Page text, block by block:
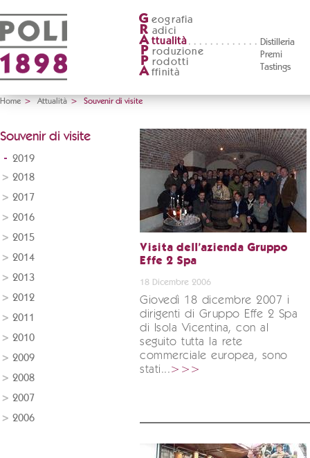
G eografia
R adici
A ttualità
Distilleria
Premi
Tastings
P roduzione
P rodotti
A ffinità
Home > Attualità > Souvenir di visite
Souvenir di visite
2019
2018
2017
2016
2015
2014
2013
2012
2011
2010
2009
2008
2007
2006
Visita dell'azienda Gruppo
Effe 2 Spa
18 Dicembre 2006
Giovedì 18 dicembre 2007 i
dirigenti di Gruppo Effe 2 Spa
di Isola Vicentina, con al
seguito tutta la rete
commerciale europea, sono
stati...>>>